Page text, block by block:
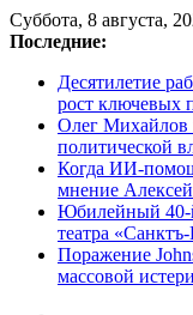
Перейти
к
Суббота, 8 августа,
Последние:
Десятилетие
рост ключевых
Олег Михайлов
политической
Когда ИИ-
мнение
Юбилейный 40-й
театра
Поражение
массовой